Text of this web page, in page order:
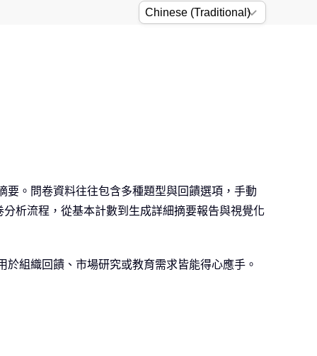
。問卷資料往往包含多種題型與回饋選項，手動
析流程，從基本計數到生成詳細摘要報告與視覺化
組織回饋、市場研究或教育需求皆能得心應手。